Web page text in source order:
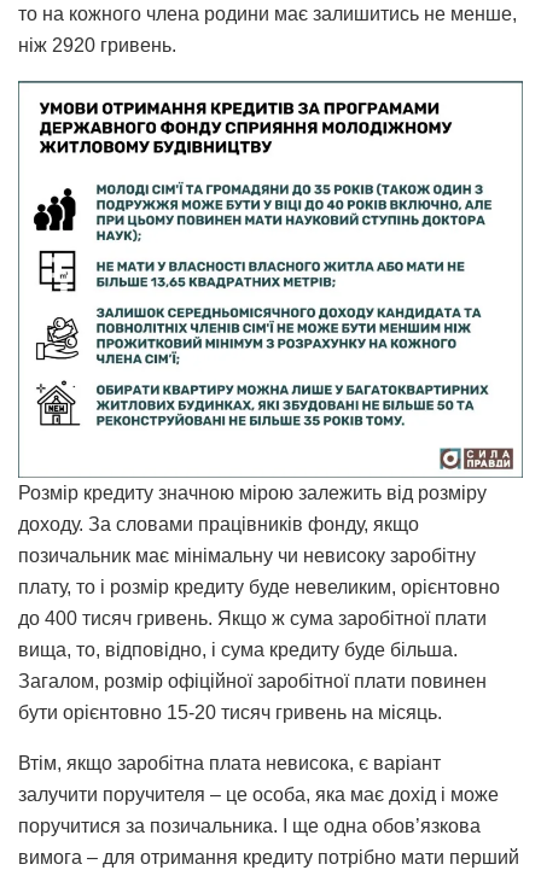
то на кожного члена родини має залишитись не менше,
ніж 2920 гривень.
Розмір кредиту значною мірою залежить від розміру
доходу. За словами працівників фонду, якщо
позичальник має мінімальну чи невисоку заробітну
плату, то і розмір кредиту буде невеликим, орієнтовно
до 400 тисяч гривень. Якщо ж сума заробітної плати
вища, то, відповідно, і сума кредиту буде більша.
Загалом, розмір офіційної заробітної плати повинен
бути орієнтовно 15-20 тисяч гривень на місяць.
Втім, якщо заробітна плата невисока, є варіант
залучити поручителя – це особа, яка має дохід і може
поручитися за позичальника. І ще одна обов’язкова
вимога – для отримання кредиту потрібно мати перший